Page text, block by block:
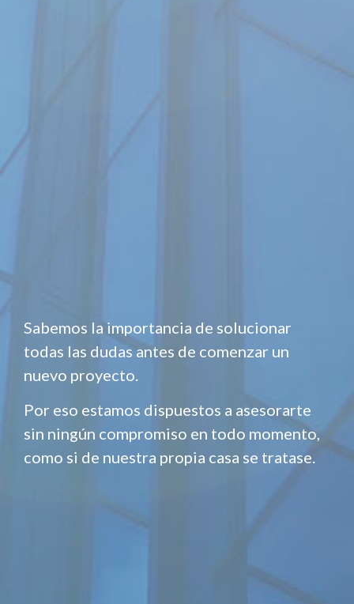
Sabemos la importancia de solucionar
todas las dudas antes de comenzar un
nuevo proyecto.
Por eso estamos dispuestos a asesorarte
sin ningún compromiso en todo momento,
como si de nuestra propia casa se tratase.